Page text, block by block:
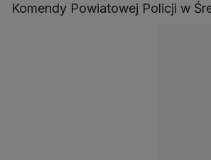
Komendy Powiatowej Policji w